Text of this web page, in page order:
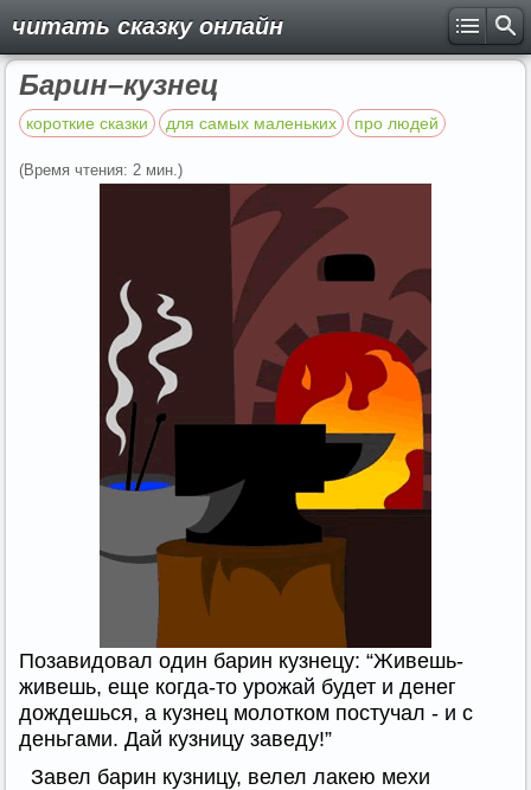
читать сказку онлайн
Барин–кузнец
короткие сказки для самых маленьких про людей
(Время чтения: 2 мин.)
Позавидовал один барин кузнецу: “Живешь-
живешь, еще когда-то урожай будет и денег
дождешься, а кузнец молотком постучал - и с
деньгами. Дай кузницу заведу!”
Завел барин кузницу, велел лакею мехи